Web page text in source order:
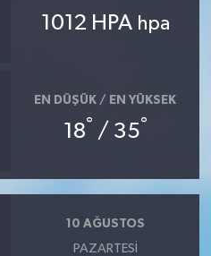
1012 HPA hpa
EN DÜŞÜK / EN YÜKSEK
18° / 35°
10 AĞUSTOS
PAZARTESI